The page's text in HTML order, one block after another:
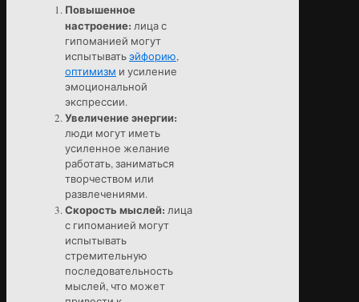
Повышенное
настроение: лица с
гипоманией могут
испытыватьэйфорию,
оптимизм и усиление
эмоциональной
экспрессии.
Увеличение энергии:
люди могут иметь
усиленное желание
работать, заниматься
творчеством или
развлечениями.
Скорость мыслей: лица
с гипоманией могут
испытывать
стремительную
последовательность
мыслей, что может